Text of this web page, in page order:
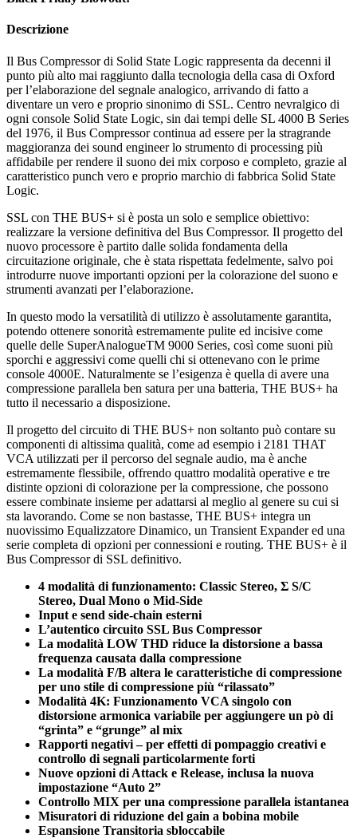
Descrizione
Il Bus Compressor di Solid State Logic rappresenta da decenni il
punto più alto mai raggiunto dalla tecnologia della casa di Oxford
per l’elaborazione del segnale analogico, arrivando di fatto a
diventare un vero e proprio sinonimo di SSL. Centro nevralgico di
ogni console Solid State Logic, sin dai tempi delle SL 4000 B Series
del 1976, il Bus Compressor continua ad essere per la stragrande
maggioranza dei sound engineer lo strumento di processing più
affidabile per rendere il suono dei mix corposo e completo, grazie al
caratteristico punch vero e proprio marchio di fabbrica Solid State
Logic.
SSL con THE BUS+ si è posta un solo e semplice obiettivo:
realizzare la versione definitiva del Bus Compressor. Il progetto del
nuovo processore è partito dalle solida fondamenta della
circuitazione originale, che è stata rispettata fedelmente, salvo poi
introdurre nuove importanti opzioni per la colorazione del suono e
strumenti avanzati per l’elaborazione.
In questo modo la versatilità di utilizzo è assolutamente garantita,
potendo ottenere sonorità estremamente pulite ed incisive come
quelle delle SuperAnalogueTM 9000 Series, così come suoni più
sporchi e aggressivi come quelli chi si ottenevano con le prime
console 4000E. Naturalmente se l’esigenza è quella di avere una
compressione parallela ben satura per una batteria, THE BUS+ ha
tutto il necessario a disposizione.
Il progetto del circuito di THE BUS+ non soltanto può contare su
componenti di altissima qualità, come ad esempio i 2181 THAT
VCA utilizzati per il percorso del segnale audio, ma è anche
estremamente flessibile, offrendo quattro modalità operative e tre
distinte opzioni di colorazione per la compressione, che possono
essere combinate insieme per adattarsi al meglio al genere su cui si
sta lavorando. Come se non bastasse, THE BUS+ integra un
nuovissimo Equalizzatore Dinamico, un Transient Expander ed una
serie completa di opzioni per connessioni e routing. THE BUS+ è il
Bus Compressor di SSL definitivo.
4 modalità di funzionamento: Classic Stereo, Σ S/C
Stereo, Dual Mono o Mid-Side
Input e send side-chain esterni
L’autentico circuito SSL Bus Compressor
La modalità LOW THD riduce la distorsione a bassa
frequenza causata dalla compressione
La modalità F/B altera le caratteristiche di compressione
per uno stile di compressione più “rilassato”
Modalità 4K: Funzionamento VCA singolo con
distorsione armonica variabile per aggiungere un pò di
“grinta” e “grunge” al mix
Rapporti negativi – per effetti di pompaggio creativi e
controllo di segnali particolarmente forti
Nuove opzioni di Attack e Release, inclusa la nuova
impostazione “Auto 2”
Controllo MIX per una compressione parallela istantanea
Misuratori di riduzione del gain a bobina mobile
Espansione Transitoria sbloccabile